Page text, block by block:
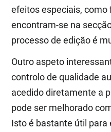
efeitos especiais, como
encontram-se na
processo de edição é
Outro aspeto
controlo de qualidade
acedido diretamente a
pode ser melhorado
Isto é bastante útil para